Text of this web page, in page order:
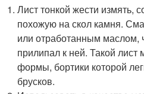
Лист тонкой жести измять,
похожую на скол камня.
или отработанным маслом,
прилипал к ней. Такой
формы, бортики которой
брусков.